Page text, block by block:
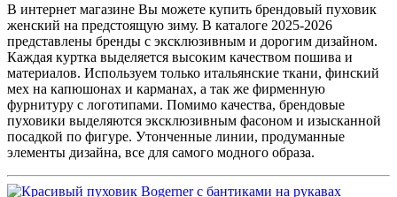
В интернет магазине Вы можете купить брендовый пуховик
женский на предстоящую зиму. В каталоге 2025-2026
представлены бренды с эксклюзивным и дорогим дизайном.
Каждая куртка выделяется высоким качеством пошива и
материалов. Используем только итальянские ткани, финский
мех на капюшонах и карманах, а так же фирменную
фурнитуру с логотипами. Помимо качества, брендовые
пуховики выделяются эксклюзивным фасоном и изысканной
посадкой по фигуре. Утонченные линии, продуманные
элементы дизайна, все для самого модного образа.